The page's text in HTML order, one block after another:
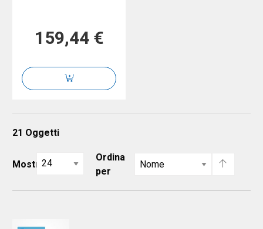
159,44 €
21 Oggetti
Mostra
Ordina
per